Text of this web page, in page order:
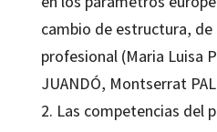
cambio de estructura,
profesional (Maria Luisa
JUANDÓ, Montserrat
2. Las competencias del